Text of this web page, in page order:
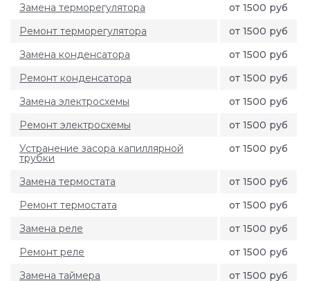
Замена терморегулятора
от 1500 руб
Ремонт терморегулятора
от 1500 руб
Замена конденсатора
от 1500 руб
Ремонт конденсатора
от 1500 руб
Замена электросхемы
от 1500 руб
Ремонт электросхемы
от 1500 руб
Устранение засора капиллярной
трубки
от 1500 руб
Замена термостата
от 1500 руб
Ремонт термостата
от 1500 руб
Замена реле
от 1500 руб
Ремонт реле
от 1500 руб
Замена таймера
от 1500 руб